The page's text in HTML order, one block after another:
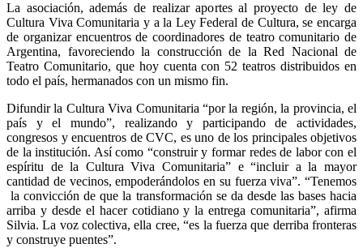
La asociación, además de realizar aportes al proyecto de ley de
Cultura Viva Comunitaria y a la Ley Federal de Cultura, se encarga
de organizar encuentros de coordinadores de teatro comunitario de
Argentina, favoreciendo la construcción de la Red Nacional de
Teatro Comunitario, que hoy cuenta con 52 teatros distribuidos en
todo el país, hermanados con un mismo fin.
Difundir la Cultura Viva Comunitaria “por la región, la provincia, el
país y el mundo”, realizando y participando de actividades,
congresos y encuentros de CVC, es uno de los principales objetivos
de la institución. Así como “construir y formar redes de labor con el
espíritu de la Cultura Viva Comunitaria” e “incluir a la mayor
cantidad de vecinos, empoderándolos en su fuerza viva”. “Tenemos
la convicción de que la transformación se da desde las bases hacia
arriba y desde el hacer cotidiano y la entrega comunitaria”, afirma
Silvia. La voz colectiva, ella cree, “es la fuerza que derriba fronteras
y construye puentes”.